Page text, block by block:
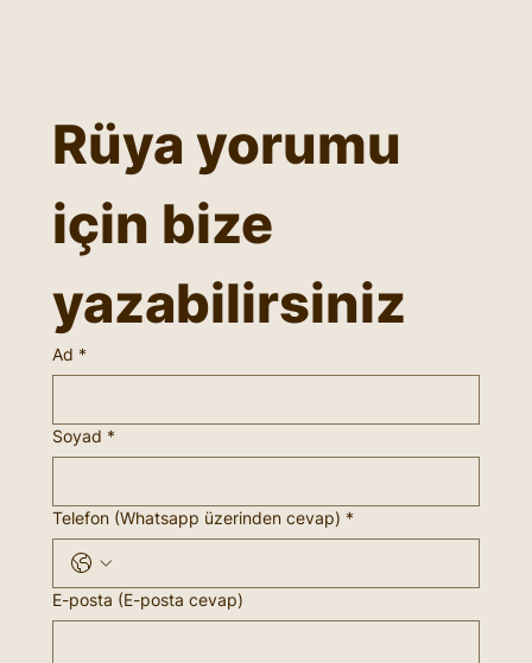
Rüya yorumu
için bize
yazabilirsiniz
Ad *
Soyad *
Telefon (Whatsapp üzerinden cevap) *
E-posta (E-posta cevap)